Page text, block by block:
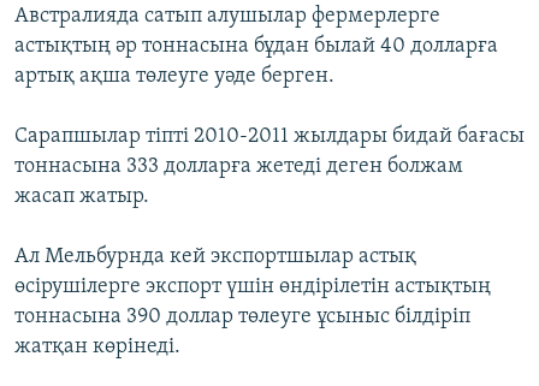
Австралияда сатып алушылар фермерлерге
астықтың әр тоннасына бұдан былай 40 долларға
артық ақша төлеуге уәде берген.
Сарапшылар тіпті 2010-2011 жылдары бидай бағасы
тоннасына 333 долларға жетеді деген болжам
жасап жатыр.
Ал Мельбурнда кей экспортшылар астық
өсірушілерге экспорт үшін өндірілетін астықтың
тоннасына 390 доллар төлеуге ұсыныс білдіріп
жатқан көрінеді.